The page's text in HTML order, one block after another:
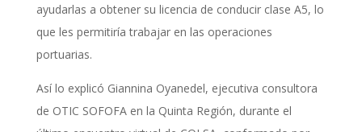
ayudarlas a obtener su licencia de conducir clase A5, lo
que les permitiría trabajar en las operaciones
portuarias.
Así lo explicó Giannina Oyanedel, ejecutiva consultora
de OTIC SOFOFA en la Quinta Región, durante el